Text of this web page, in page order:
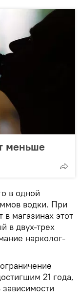
меньше
в одной
водки. При
магазинах этот
в двух-трех
нарколог-
21 года,